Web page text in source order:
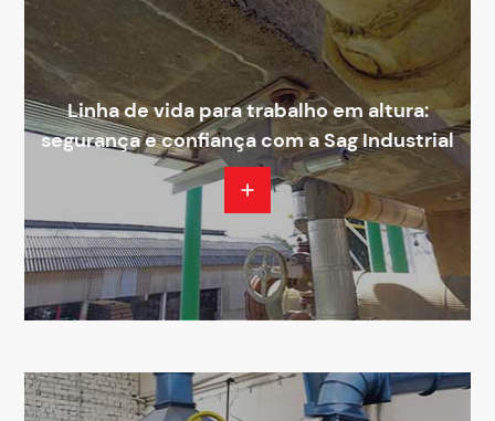
Linha de vida para trabalho em altura:
segurança e confiança com a Sag Industrial